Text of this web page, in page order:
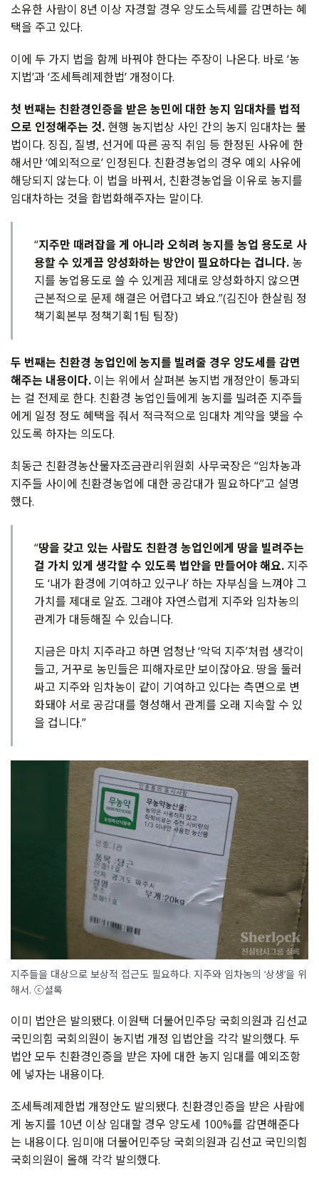
소유한 사람이 8년 이상 자경할 경우 양도소득세를 감면하는 혜
택을 주고 있다.
이에 두 가지 법을 함께 바꿔야 한다는 주장이 나온다. 바로 ‘농
지법’과 ‘조세특례제한법’ 개정이다.
첫 번째는 친환경인증을 받은 농민에 대한 농지 임대차를 법적
으로 인정해주는 것. 현행 농지법상 사인 간의 농지 임대차는 불
법이다. 징집, 질병, 선거에 따른 공직 취임 등 한정된 사유에 한
해서만 ‘예외적으로’ 인정된다. 친환경농업의 경우 예외 사유에
해당되지 않는다. 이 법을 바꿔서, 친환경농업을 이유로 농지를
임대차하는 것을 합법화해주자는 말이다.
“지주만 때려잡을 게 아니라 오히려 농지를 농업 용도로 사
용할 수 있게끔 양성화하는 방안이 필요하다는 겁니다. 농
지를 농업용도로 쓸 수 있게끔 제대로 양성화하지 않으면
근본적으로 문제 해결은 어렵다고 봐요.”(김진아 한살림 정
책기획본부 정책기획1팀 팀장)
두 번째는 친환경 농업인에 농지를 빌려줄 경우 양도세를 감면
해주는 내용이다. 이는 위에서 살펴본 농지법 개정안이 통과되
는 걸 전제로 한다. 친환경 농업인들에게 농지를 빌려준 지주들
에게 일정 정도 혜택을 줘서 적극적으로 임대차 계약을 맺을 수
있도록 하자는 의도다.
최동근 친환경농산물자조금관리위원회 사무국장은 “임차농과
지주들 사이에 친환경농업에 대한 공감대가 필요하다”고 설명
했다.
“땅을 갖고 있는 사람도 친환경 농업인에게 땅을 빌려주는
걸 가치 있게 생각할 수 있도록 법안을 만들어야 해요. 지주
도 ‘내가 환경에 기여하고 있구나’ 하는 자부심을 느껴야 그
가치를 제대로 알죠. 그래야 자연스럽게 지주와 임차농의
관계가 대등해질 수 있습니다.
지금은 마치 지주라고 하면 엄청난 ‘악덕 지주’처럼 생각이
들고, 거꾸로 농민들은 피해자로만 보이잖아요. 땅을 둘러
싸고 지주와 임차농이 같이 기여하고 있다는 측면으로 변
화돼야 서로 공감대를 형성해서 관계를 오래 지속할 수 있
을 겁니다.”
지주들을 대상으로 보상적 접근도 필요하다. 지주와 임차농의 ‘상생’을 위
해서. ⓒ셜록
이미 법안은 발의됐다. 이원택 더불어민주당 국회의원과 김선교
국민의힘 국회의원이 농지법 개정 입법안을 각각 발의했다. 두
법안 모두 친환경인증을 받은 자에 대한 농지 임대를 예외조항
에 넣자는 내용이다.
조세특례제한법 개정안도 발의됐다. 친환경인증을 받은 사람에
게 농지를 10년 이상 임대할 경우 양도세 100%를 감면해준다
는 내용이다. 임미애 더불어민주당 국회의원과 김선교 국민의힘
국회의원이 올해 각각 발의했다.